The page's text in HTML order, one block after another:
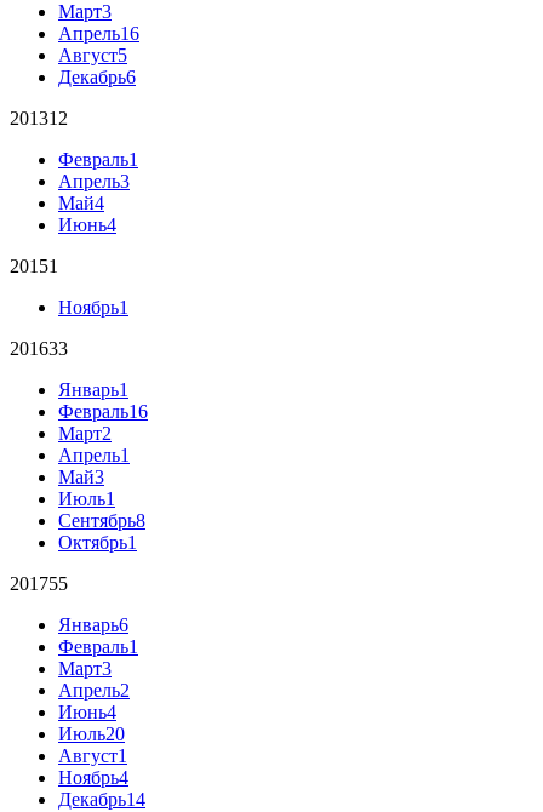
Март3
Апрель16
Август5
Декабрь6
201312
Февраль1
Апрель3
Май4
Июнь4
20151
Ноябрь1
201633
Январь1
Февраль16
Март2
Апрель1
Май3
Июль1
Сентябрь8
Октябрь1
201755
Январь6
Февраль1
Март3
Апрель2
Июнь4
Июль20
Август1
Ноябрь4
Декабрь14